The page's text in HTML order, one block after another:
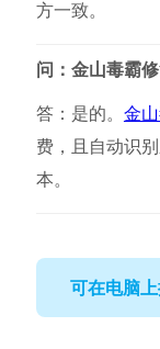
方一致。
问：金山毒霸
答：是的。 金
费，且自动识
本。
可在电脑